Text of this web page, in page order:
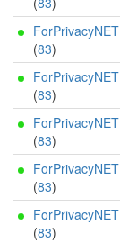
ForPrivacyNET
(83)
ForPrivacyNET
(83)
ForPrivacyNET
(83)
ForPrivacyNET
(83)
ForPrivacyNET
(83)